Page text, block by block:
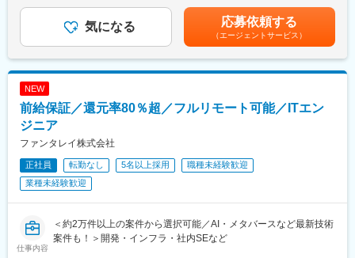
■具体的な業務：
・QA戦略の立案・改善、品質基準やドキュメントの整備
・リリースフローにおけるQA観点の設計・運用
のフィードバック
・ユーザー体験を踏まえた仕様策定への参画
・AIツールを活用したQA業務の効率化
■開発環境：
・言語：PHP, Kotlin, Swift, TypeScript, Go
・IDE：PHPStorm, Cursor, Android Studio, Xcode
・インフラ／MW：AWS, GCP(Firebase), Cloudflare, Apache,
給与補足＞※記載の年収は目安であり、現年収や面接での評価を考
慮して年収は提示させていただきます。賃金はあくまでも目安の
金額であり、選考を通じて上下する可能性があります。月給(月額)
は固定手当を含めた表記です。
気になる 応募依頼する
（エージェントサービス）
NEW
前給保証／還元率80％超／フルリモート可能／ITエン
ジニア
ファンタレイ株式会社
正社員 転勤なし 5名以上採用
職種未経験歓迎
業種未経験歓迎
仕事内容
＜約2万件以上の案件から選択可能／AI・メタバースなど最新技術
案件も！＞開発・インフラ・社内SEなど